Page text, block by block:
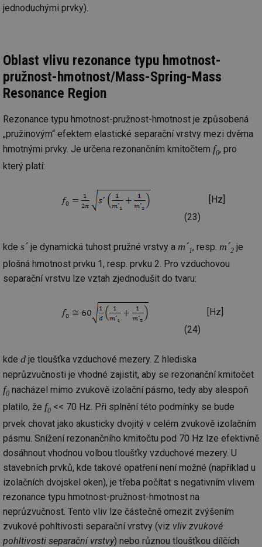
jednoduchými prvky).
Oblast vlivu rezonance typu hmotnost-
pružnost-hmotnost/Mass-Spring-Mass
Resonance Region
Rezonance typu hmotnost-pružnost-hmotnost je způsobená
„pružinovým“ efektem elastické separační vrstvy mezi dvěma
hmotnými prvky. Je určena rezonančním kmitočtem f0, pro
který platí:
[Hz]
(23)
kde s´ je dynamická tuhost pružné vrstvy a m´1, resp. m´2 je
plošná hmotnost prvku 1, resp. prvku 2. Pro vzduchovou
separační vrstvu lze vztah zjednodušit do tvaru:
[Hz]
(24)
kde d je tloušťka vzduchové mezery. Z hlediska
neprůzvučnosti je vhodné zajistit, aby se rezonanční kmitočet
f0 nacházel mimo zvukově izolační pásmo, tedy aby alespoň
platilo, že f0 << 70 Hz. Při splnění této podmínky se bude
prvek chovat jako akusticky dvojitý v celém zvukově izolačním
pásmu. Snížení rezonančního kmitočtu pod 70 Hz lze efektivně
dosáhnout vhodnou volbou tloušťky vzduchové mezery. U
stavebních prvků, kde takové opatření není možné (například u
izolačních dvojskel oken), je třeba počítat s negativním vlivem
rezonance typu hmotnost-pružnost-hmotnost na
neprůzvučnost. Tento vliv lze částečně omezit zvýšením
zvukové pohltivosti separační vrstvy (viz vliv zvukové
pohltivosti separační vrstvy) nebo různou tloušťkou dílčích